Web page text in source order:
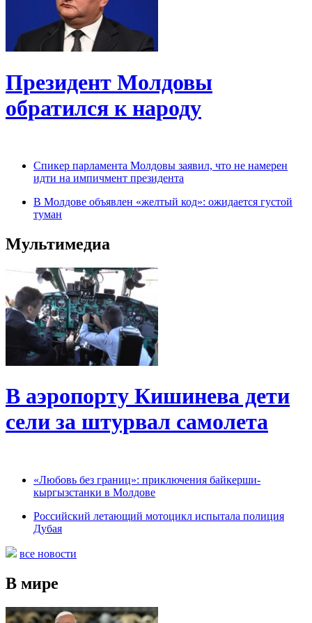
Президент Молдовы
обратился к народу
Спикер парламента Молдовы заявил, что не намерен
идти на импичмент президента
В Молдове объявлен «желтый код»: ожидается густой
туман
Мультимедиа
В аэропорту Кишинева дети
сели за штурвал самолета
«Любовь без границ»: приключения байкерши-
кыргызстанки в Молдове
Российский летающий мотоцикл испытала полиция
Дубая
все новости
В мире